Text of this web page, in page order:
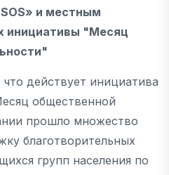
и местным
инициативы "Месяц
действует инициатива
общественной
прошло множество
благотворительных
групп населения по